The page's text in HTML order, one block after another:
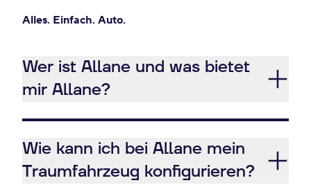
Alles. Einfach. Auto.
Wer ist Allane und was bietet
mir Allane?
Wie kann ich bei Allane mein
Traumfahrzeug konfigurieren?